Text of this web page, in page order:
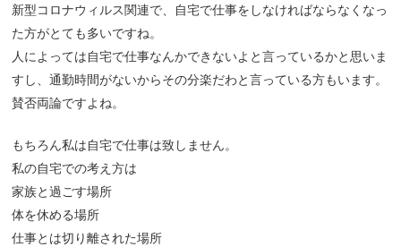
新型コロナウィルス関連で、自宅で仕事をしなければならなくなっ
た方がとても多いですね。
人によっては自宅で仕事なんかできないよと言っているかと思いま
すし、通勤時間がないからその分楽だわと言っている方もいます。
賛否両論ですよね。
もちろん私は自宅で仕事は致しません。
私の自宅での考え方は
家族と過ごす場所
体を休める場所
仕事とは切り離された場所